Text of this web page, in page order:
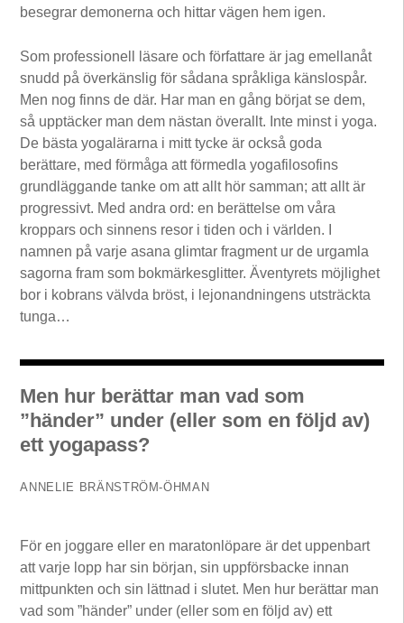
besegrar demonerna och hittar vägen hem igen.
Som professionell läsare och författare är jag emellanåt
snudd på överkänslig för sådana språkliga känslospår.
Men nog finns de där. Har man en gång börjat se dem,
så upptäcker man dem nästan överallt. Inte minst i yoga.
De bästa yogalärarna i mitt tycke är också goda
berättare, med förmåga att förmedla yogafilosofins
grundläggande tanke om att allt hör samman; att allt är
progressivt. Med andra ord: en berättelse om våra
kroppars och sinnens resor i tiden och i världen. I
namnen på varje asana glimtar fragment ur de urgamla
sagorna fram som bokmärkesglitter. Äventyrets möjlighet
bor i kobrans välvda bröst, i lejonandningens utsträckta
tunga…
Men hur berättar man vad som
”händer” under (eller som en följd av)
ett yogapass?
ANNELIE BRÄNSTRÖM-ÖHMAN
För en joggare eller en maratonlöpare är det uppenbart
att varje lopp har sin början, sin uppförsbacke innan
mittpunkten och sin lättnad i slutet. Men hur berättar man
vad som ”händer” under (eller som en följd av) ett